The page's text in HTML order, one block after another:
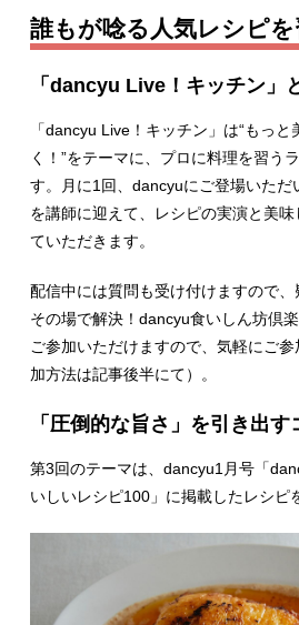
誰もが唸る人気レシピ
「dancyu Live！キッチン」
「dancyu Live！キッチン」は“もっ
く！”をテーマに、プロに料理を習う
す。月に1回、dancyuにご登場いただ
を講師に迎えて、レシピの実演と美
ていただきます。
配信中には質問も受け付けますので
その場で解決！dancyu食いしん坊倶
ご参加いただけますので、気軽にご
加方法は記事後半にて）。
「圧倒的な旨さ」を引き出
第3回のテーマは、dancyu1月号「
いしいレシピ100」に掲載したレシピ